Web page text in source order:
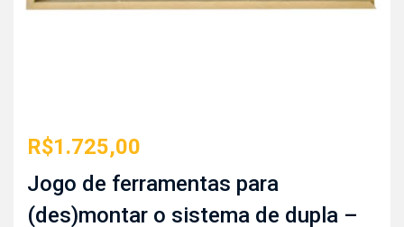
R$1.725,00
Jogo de ferramentas para
(des)montar o sistema de dupla –